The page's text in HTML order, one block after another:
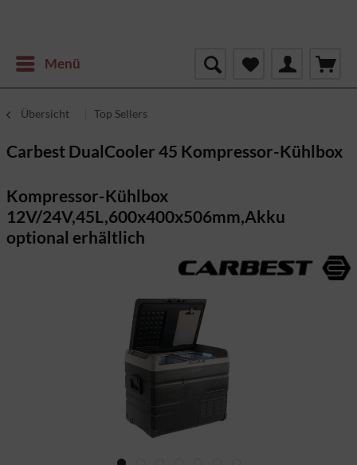
Menü
Übersicht Top Sellers
Carbest DualCooler 45 Kompressor-Kühlbox
Kompressor-Kühlbox
12V/24V,45L,600x400x506mm,Akku
optional erhältlich